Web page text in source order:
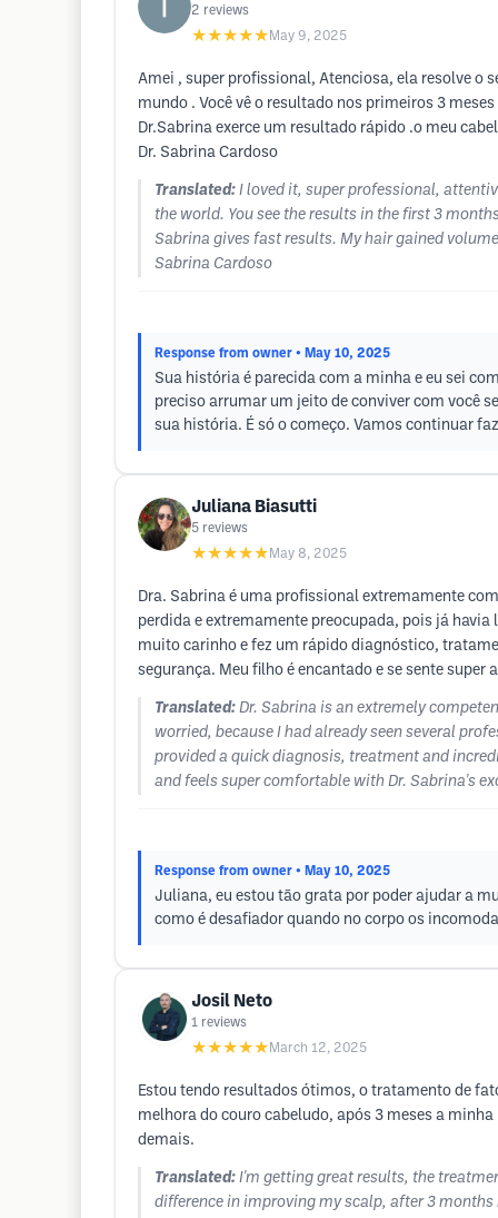
2 reviews
★★★★★ May 9, 2025
Amei , super profissional, Atenciosa, ela resolve o
mundo . Você vê o resultado nos primeiros 3
Dr.Sabrina exerce um resultado rápido .o meu
Dr. Sabrina Cardoso
Translated: I loved it, super professional,
the world. You see the results in the first 3
Sabrina gives fast results. My hair gained
Sabrina Cardoso
Response from owner • May 10, 2025
Sua história é parecida com a minha e eu sei
preciso arrumar um jeito de conviver com você
sua história. É só o começo. Vamos continuar
Juliana Biasutti
5 reviews
★★★★★ May 8, 2025
Dra. Sabrina é uma profissional extremamente
perdida e extremamente preocupada, pois já
muito carinho e fez um rápido diagnóstico,
segurança. Meu filho é encantado e se sente
Translated: Dr. Sabrina is an extremely
worried, because I had already seen several
provided a quick diagnosis, treatment and
and feels super comfortable with Dr. Sabrina's
Response from owner • May 10, 2025
Juliana, eu estou tão grata por poder ajudar a
como é desafiador quando no corpo os
Josil Neto
1 reviews
★★★★★ March 12, 2025
Estou tendo resultados ótimos, o tratamento de
melhora do couro cabeludo, após 3 meses a
demais.
Translated: I'm getting great results, the
difference in improving my scalp, after 3